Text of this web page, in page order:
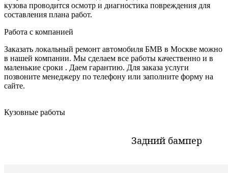
кузова проводится осмотр и диагностика повреждения для
составления плана работ.
Работа с компанией
Заказать локальный ремонт автомобиля БМВ в Москве можно
в нашей компании. Мы сделаем все работы качественно и в
маленькие сроки . Даем гарантию. Для заказа услуги
позвоните менеджеру по телефону или заполните форму на
сайте.
Кузовные работы
Задний бампер